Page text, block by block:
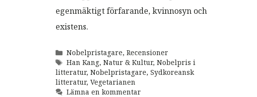
egenmäktigt förfarande, kvinnosyn och
existens.
Kategorier
Nobelpristagare, Recensioner
Etiketter
Han Kang, Natur & Kultur, Nobelpris i
litteratur, Nobelpristagare, Sydkoreansk
litteratur, Vegetarianen
Lämna en kommentar